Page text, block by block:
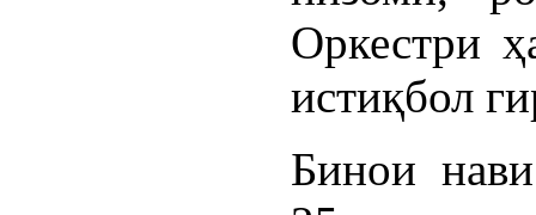
Оркестри
истиқбол
Бинои